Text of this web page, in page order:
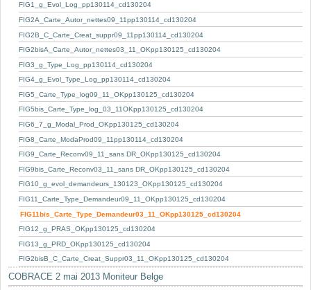
Etudes et publications
Mots-clés
Renseignements urbanistiques
FIG1_g_Evol_Log_pp130114_cd130204
FIG2A_Carte_Autor_nettes09_11pp130114_cd130204
FIG2B_C_Carte_Creat_suppr09_11pp130114_cd130204
FIG2bisA_Carte_Autor_nettes03_11_OKpp130125_cd130204
FIG3_g_Type_Log_pp130114_cd130204
FIG4_g_Evol_Type_Log_pp130114_cd130204
FIG5_Carte_Type_log09_11_OKpp130125_cd130204
FIG5bis_Carte_Type_log_03_11OKpp130125_cd130204
FIG6_7_g_Modal_Prod_OKpp130125_cd130204
FIG8_Carte_ModaProd09_11pp130114_cd130204
FIG9_Carte_Reconv09_11_sans DR_OKpp130125_cd130204
FIG9bis_Carte_Reconv03_11_sans DR_OKpp130125_cd130204
FIG10_g_evol_demandeurs_130123_OKpp130125_cd130204
FIG11_Carte_Type_Demandeur09_11_OKpp130125_cd130204
FIG11bis_Carte_Type_Demandeur03_11_OKpp130125_cd130204
FIG12_g_PRAS_OKpp130125_cd130204
FIG13_g_PRD_OKpp130125_cd130204
FIG2bisB_C_Carte_Creat_Suppr03_11_OKpp130125_cd130204
COBRACE 2 mai 2013 Moniteur Belge